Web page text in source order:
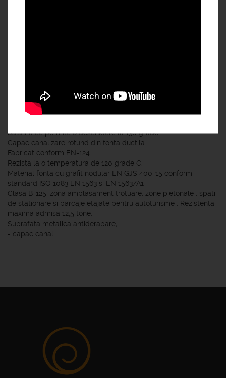
Specificatii :
balama ce permite o deschidere la 130 grade .
Capac canalizare rotund din fonta ductila.
Fabricat conform EN-124.
Rezista la o temperatura de 120 grade C.
Material fonta cu grafit nodular EN GJS 400-15 conform
standard ISO 1083 EN 1563 si EN 1563/A1
Clasa B-125 ,zona amplasament trotuare, zone pietonale , spatii
de stationare si parcaje etajate pentru autoturisme . Rezistenta
maxima admisa 12,5 tone.
Suprafata metalica antiderapare;
- capac canal